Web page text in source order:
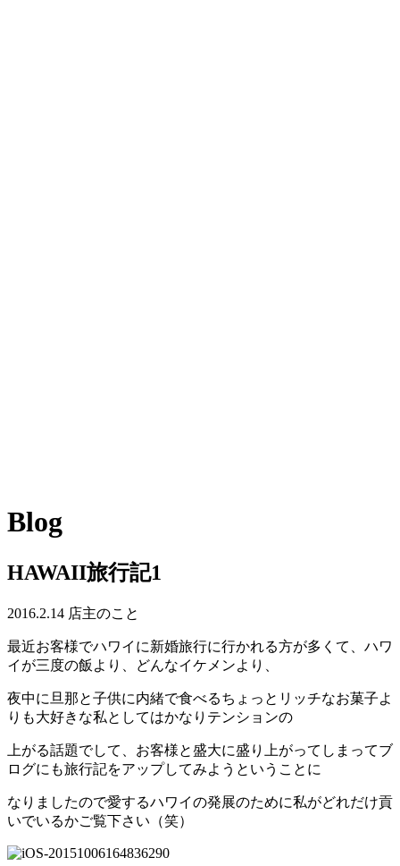
Blog
HAWAII旅行記1
2016.2.14 店主のこと
最近お客様でハワイに新婚旅行に行かれる方が多くて、ハワ
イが三度の飯より、どんなイケメンより、
夜中に旦那と子供に内緒で食べるちょっとリッチなお菓子よ
りも大好きな私としてはかなりテンションの
上がる話題でして、お客様と盛大に盛り上がってしまってブ
ログにも旅行記をアップしてみようということに
なりましたので愛するハワイの発展のために私がどれだけ貢
いでいるかご覧下さい（笑）